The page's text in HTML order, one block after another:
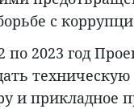
с
по 2023 год
техническую
и прикладное